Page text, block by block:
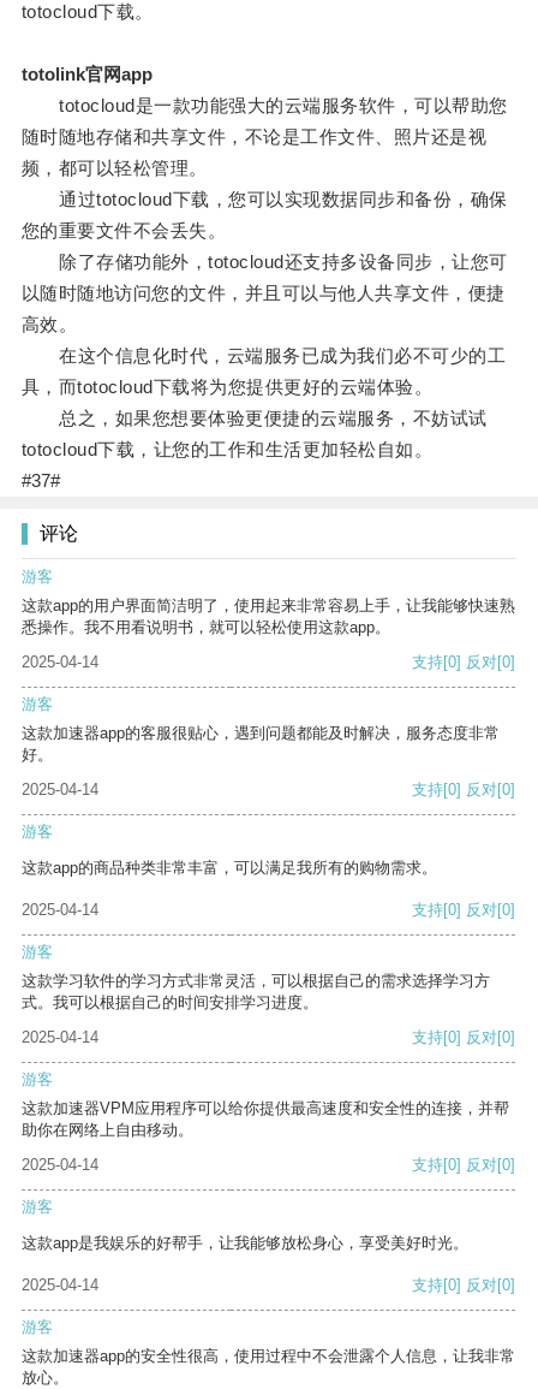
totocloud下载。
totolink官网app
totocloud是一款功能强大的云端服务软件，可以帮助您
随时随地存储和共享文件，不论是工作文件、照片还是视
频，都可以轻松管理。
通过totocloud下载，您可以实现数据同步和备份，确保
您的重要文件不会丢失。
除了存储功能外，totocloud还支持多设备同步，让您可
以随时随地访问您的文件，并且可以与他人共享文件，便捷
高效。
在这个信息化时代，云端服务已成为我们必不可少的工
具，而totocloud下载将为您提供更好的云端体验。
总之，如果您想要体验更便捷的云端服务，不妨试试
totocloud下载，让您的工作和生活更加轻松自如。
#37#
评论
游客
这款app的用户界面简洁明了，使用起来非常容易上手，让我能够快速熟
悉操作。我不用看说明书，就可以轻松使用这款app。
2025-04-14
支持[0] 反对[0]
游客
这款加速器app的客服很贴心，遇到问题都能及时解决，服务态度非常
好。
2025-04-14
支持[0] 反对[0]
游客
这款app的商品种类非常丰富，可以满足我所有的购物需求。
2025-04-14 支持[0] 反对[0]
游客
这款学习软件的学习方式非常灵活，可以根据自己的需求选择学习方
式。我可以根据自己的时间安排学习进度。
2025-04-14
支持[0] 反对[0]
游客
这款加速器VPM应用程序可以给你提供最高速度和安全性的连接，并帮
助你在网络上自由移动。
2025-04-14
支持[0] 反对[0]
游客
这款app是我娱乐的好帮手，让我能够放松身心，享受美好时光。
2025-04-14 支持[0] 反对[0]
游客
这款加速器app的安全性很高，使用过程中不会泄露个人信息，让我非常
放心。